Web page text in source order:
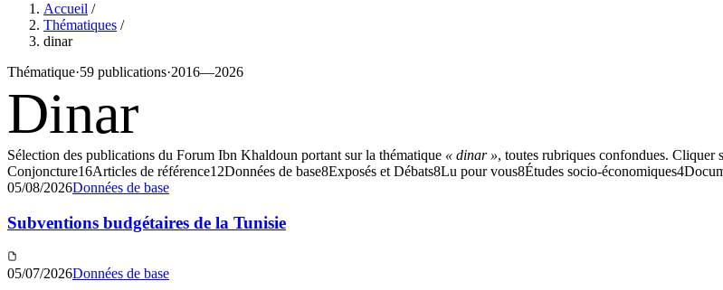
Accueil /
Thématiques /
dinar
Thématique·59 publications·2016—2026
Dinar
Sélection des publications du Forum Ibn Khaldoun portant sur la thématique « dinar », toutes rubriques confondues. Cliquer
Conjoncture16Articles de référence12Données de base8Exposés et Débats8Lu pour vous8Études socio-économiques4
05/08/2026Données de base
Subventions budgétaires de la Tunisie
05/07/2026Données de base